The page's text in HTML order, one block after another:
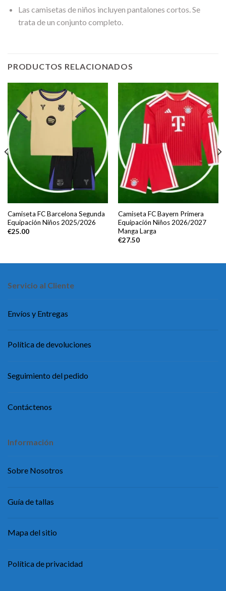
Las camisetas de niños incluyen pantalones cortos. Se
trata de un conjunto completo.
PRODUCTOS RELACIONADOS
Camiseta FC Barcelona Segunda
Equipación Niños 2025/2026
€25.00
Camiseta FC Bayern Primera
Equipación Niños 2026/2027
Manga Larga
€27.50
Servicio al Cliente
Envíos y Entregas
Política de devoluciones
Seguimiento del pedido
Contáctenos
Información
Sobre Nosotros
Guía de tallas
Mapa del sitio
Política de privacidad